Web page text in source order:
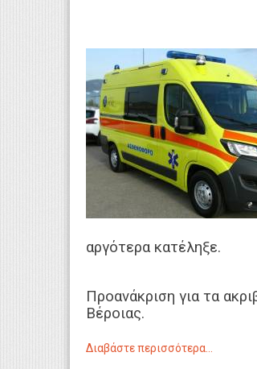
αργότερα κατέληξε.
Προανάκριση για τα
Βέροιας.
Διαβάστε περισσότερα...